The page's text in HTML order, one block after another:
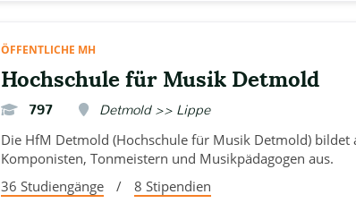
ÖFFENTLICHE MH
Hochschule für Musik Detmold
797 Detmold >> Lippe
Die HfM Detmold (Hochschule für Musik Detmold) bildet
Komponisten, Tonmeistern und Musikpädagogen aus.
36 Studiengänge
/ 8 Stipendien